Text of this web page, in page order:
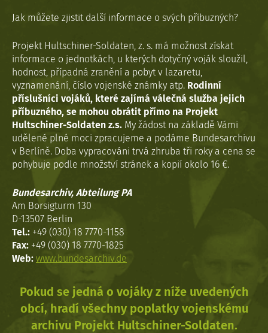
Jak můžete zjistit další informace o svých příbuzných?
Projekt Hultschiner-Soldaten, z. s. má možnost získat
informace o jednotkách, u kterých dotyčný voják sloužil,
hodnost, případná zranění a pobyt v lazaretu,
vyznamenání, číslo vojenské známky atp. Rodinní
příslušníci vojáků, které zajímá válečná služba jejich
příbuzného, se mohou obrátit přímo na Projekt
Hultschiner-Soldaten z.s. My žádost na základě Vámi
udělené plné moci zpracujeme a podáme Bundesarchivu
v Berlíně. Doba vypracováni trvá zhruba tři roky a cena se
pohybuje podle množství stránek a kopií okolo 16 €.
Bundesarchiv, Abteilung PA
Am Borsigturm 130
D-13507 Berlin
Tel.: +49 (030) 18 7770-1158
Fax: +49 (030) 18 7770-1825
Web: www.bundesarchiv.de
Pokud se jedná o vojáky z níže uvedených
obcí, hradí všechny poplatky vojenskému
archivu Projekt Hultschiner-Soldaten.